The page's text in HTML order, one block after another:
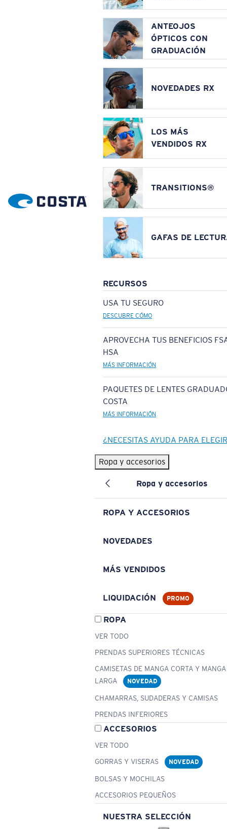
ANTEOJOS
ÓPTICOS CON
GRADUACIÓN
NOVEDADES RX
LOS MÁS
VENDIDOS RX
TRANSITIONS®
GAFAS DE
RECURSOS
USA TU SEGURO
DESCUBRE CÓMO
APROVECHA TUS BENEFICIOS
HSA
MÁS INFORMACIÓN
PAQUETES DE LENTES
COSTA
MÁS INFORMACIÓN
¿NECESITAS AYUDA PARA
Ropa y accesorios
Ropa y accesorios
ROPA Y ACCESORIOS
NOVEDADES
MÁS VENDIDOS
LIQUIDACIÓN PROMO
ROPA
VER TODO
PRENDAS SUPERIORES TÉCNICAS
CAMISETAS DE MANGA CORTA Y MANGA
LARGA
NOVEDAD
CHAMARRAS, SUDADERAS Y CAMISAS
PRENDAS INFERIORES
ACCESORIOS
VER TODO
GORRAS Y VISERAS
NOVEDAD
BOLSAS Y MOCHILAS
ACCESORIOS PEQUEÑOS
NUESTRA SELECCIÓN